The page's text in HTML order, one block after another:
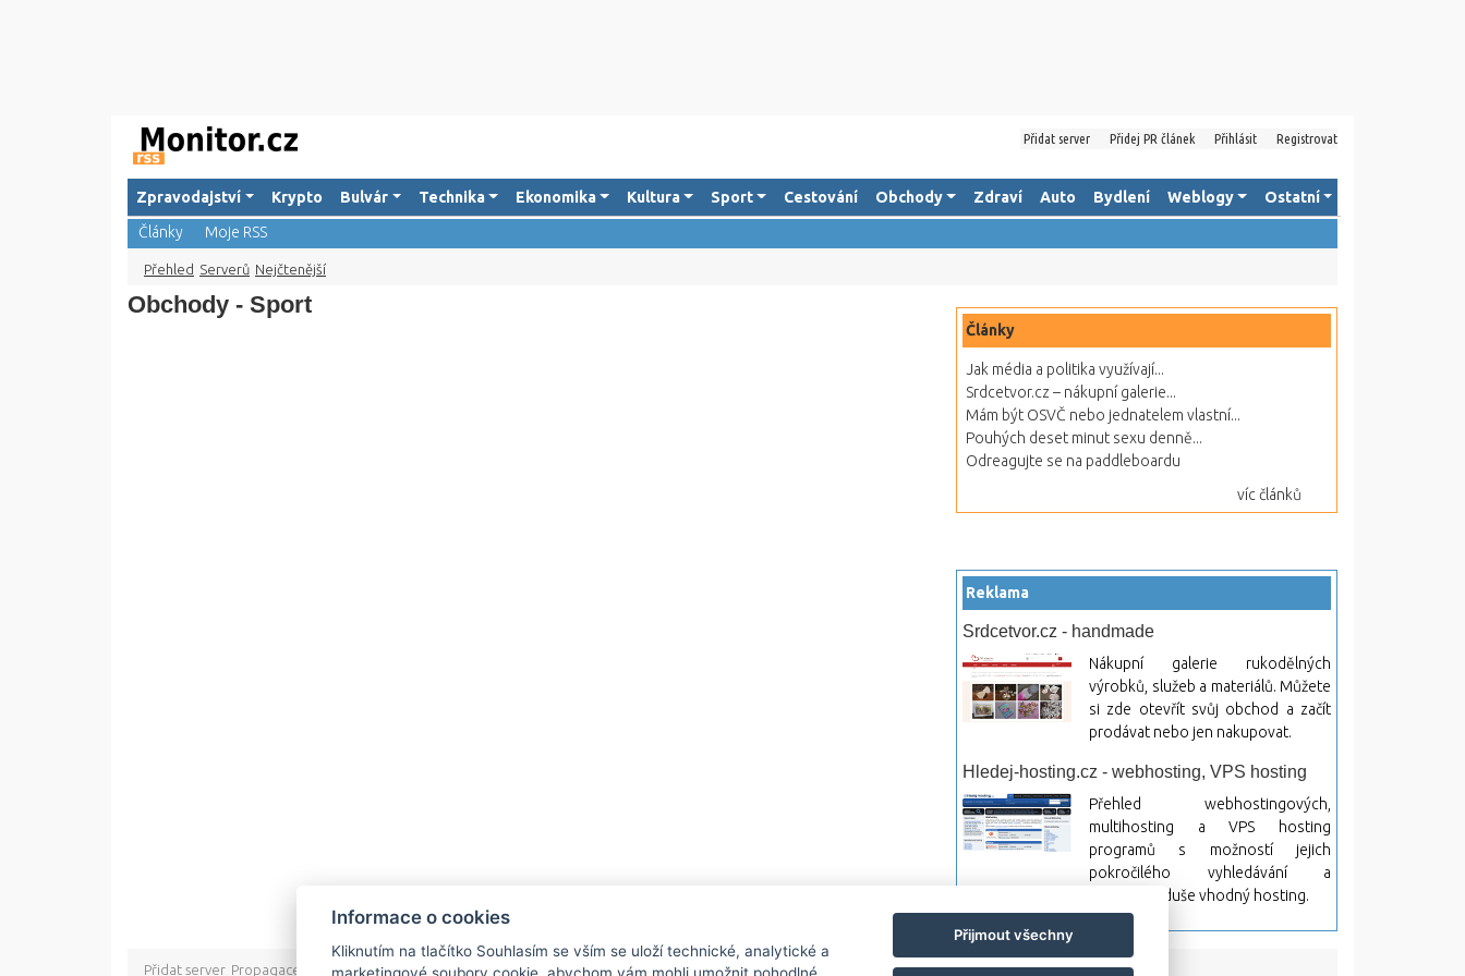
Přidat server Přidej PR článek Přihlásit Registrovat
Zpravodajství Krypto Bulvár Technika Ekonomika Kultura Sport Cestování Obchody Zdraví Auto Bydlení Weblogy
Ostatní
Články
Moje RSS
Přehled Serverů Nejčtenější
Obchody - Sport
Články
Jak média a politika využívají...
Srdcetvor.cz – nákupní galerie...
Mám být OSVČ nebo jednatelem vlastní...
Pouhých deset minut sexu denně...
Odreagujte se na paddleboardu
víc článků
Reklama
Srdcetvor.cz - handmade
Nákupní galerie rukodělných
výrobků, služeb a materiálů. Můžete
si zde otevřít svůj obchod a začít
prodávat nebo jen nakupovat.
Hledej-hosting.cz - webhosting, VPS hosting
Přehled webhostingových,
multihosting a VPS hosting
programů s možností jejich
pokročilého vyhledávání a
porovnávání. Najděte si jednoduše vhodný hosting.
Přidat server Propagace Co je RSS o rssMonitor.cz Partneři Reklama Podmínky používání Ochrana osobních údajů Kontakt
Informace o cookies
Kliknutím na tlačítko Souhlasím se vším se uloží technické, analytické a
Přijmout všechny